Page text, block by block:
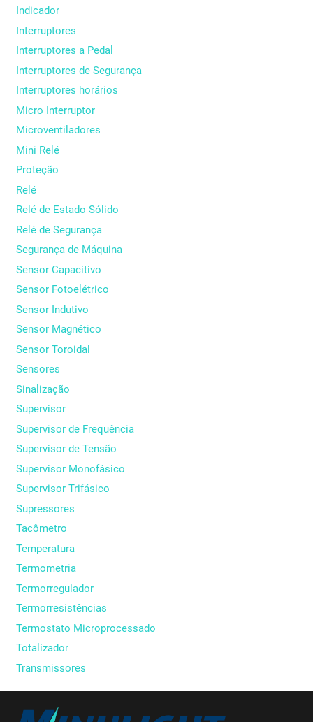
Indicador
Interruptores
Interruptores a Pedal
Interruptores de Segurança
Interruptores horários
Micro Interruptor
Microventiladores
Mini Relé
Proteção
Relé
Relé de Estado Sólido
Relé de Segurança
Segurança de Máquina
Sensor Capacitivo
Sensor Fotoelétrico
Sensor Indutivo
Sensor Magnético
Sensor Toroidal
Sensores
Sinalização
Supervisor
Supervisor de Frequência
Supervisor de Tensão
Supervisor Monofásico
Supervisor Trifásico
Supressores
Tacômetro
Temperatura
Termometria
Termorregulador
Termorresistências
Termostato Microprocessado
Totalizador
Transmissores